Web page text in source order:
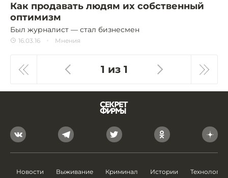
Как продавать людям их собственный
оптимизм
Был журналист — стал бизнесмен
16.03.16 Мнения
1 из 1
Новости Выживание Криминал Истории Технологии